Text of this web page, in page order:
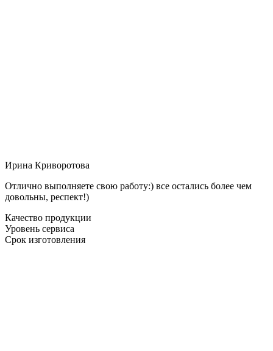
Ирина Криворотова
Отлично выполняете свою работу:) все остались более чем
довольны, респект!)
Качество продукции
Уровень сервиса
Срок изготовления